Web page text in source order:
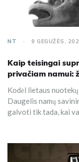
NT 9 GEGUŽĖS,
Kaip teisingai
privačiam namui:
Kodėl lietaus
Daugelis namų
galvoti tik tada, kai